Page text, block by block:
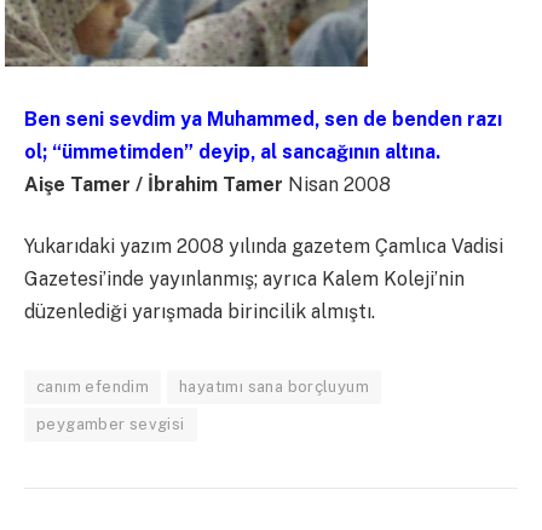
Ben seni sevdim ya Muhammed, sen de benden razı
ol; “ümmetimden” deyip, al sancağının altına.
Aişe Tamer / İbrahim Tamer Nisan 2008
Yukarıdaki yazım 2008 yılında gazetem Çamlıca Vadisi
Gazetesi’inde yayınlanmış; ayrıca Kalem Koleji’nin
düzenlediği yarışmada birincilik almıştı.
canım efendim hayatımı sana borçluyum
peygamber sevgisi